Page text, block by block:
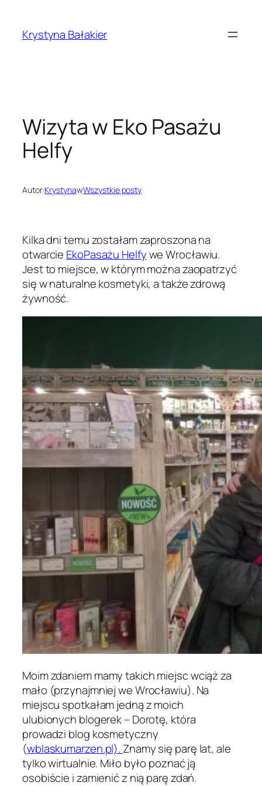
treściKrystyna Bałakier
Wizyta w Eko Pasażu
Helfy
Autor:KrystynawWszystkie posty
Kilka dni temu zostałam zaproszona na
otwarcie EkoPasażu Helfywe Wrocławiu.
Jest to miejsce, w którym można zaopatrzyć
się w naturalne kosmetyki, a także zdrową
żywność.
Moim zdaniem mamy takich miejsc wciąż za
mało (przynajmniej we Wrocławiu). Na
miejscu spotkałam jedną z moich
ulubionych blogerek – Dorotę, która
prowadzi blog kosmetyczny
(wblaskumarzen.pl). Znamy się parę lat, ale
tylko wirtualnie. Miło było poznać ją
osobiście i zamienić z nią parę zdań.